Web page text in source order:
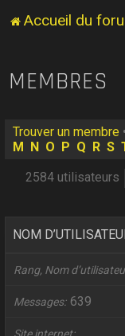
Accueil du
MEMBRES
Trouver un membre
M
N O P Q R S
2584 utilisateurs
NOM
Rang, Nom
Messages 639